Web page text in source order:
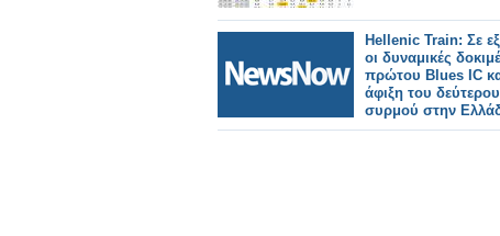
Hellenic Train: Σε
οι δυναμικές
πρώτου Blues IC
άφιξη του δεύτερου
συρμού στην